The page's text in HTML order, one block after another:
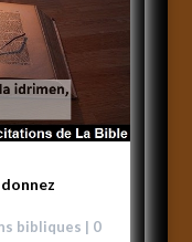
bibliques | 0